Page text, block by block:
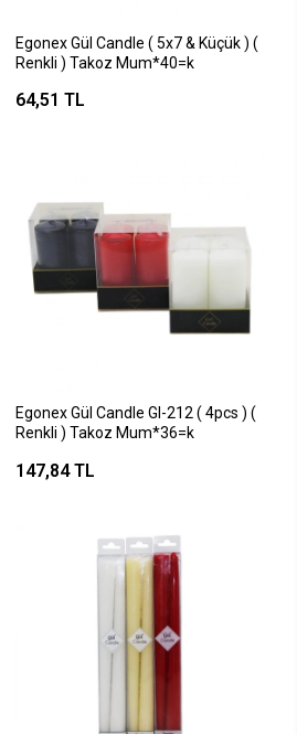
Egonex Gül Candle ( 5x7 & Küçük ) (
Renkli ) Takoz Mum*40=k
64,51 TL
Egonex Gül Candle Gl-212 ( 4pcs ) (
Renkli ) Takoz Mum*36=k
147,84 TL